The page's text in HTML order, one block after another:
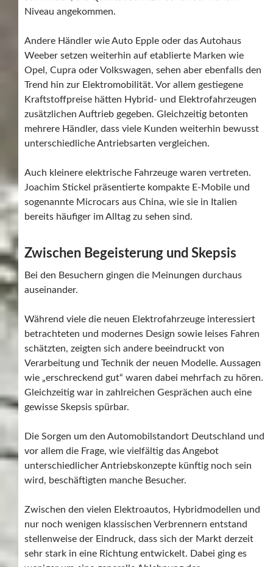
Niveau angekommen.
Andere Händler wie Auto Epple oder das Autohaus
Weeber setzen weiterhin auf etablierte Marken wie
Opel, Cupra oder Volkswagen, sehen aber ebenfalls den
Trend hin zur Elektromobilität. Vor allem gestiegene
Kraftstoffpreise hätten Hybrid- und Elektrofahrzeugen
zusätzlichen Auftrieb gegeben. Gleichzeitig betonten
mehrere Händler, dass viele Kunden weiterhin bewusst
unterschiedliche Antriebsarten vergleichen.
Auch kleinere elektrische Fahrzeuge waren vertreten.
Joachim Stickel präsentierte kompakte E-Mobile und
sogenannte Microcars aus China, wie sie in Italien
bereits häufiger im Alltag zu sehen sind.
Zwischen Begeisterung und Skepsis
Bei den Besuchern gingen die Meinungen durchaus
auseinander.
Während viele die neuen Elektrofahrzeuge interessiert
betrachteten und modernes Design sowie leises Fahren
schätzten, zeigten sich andere beeindruckt von
Verarbeitung und Technik der neuen Modelle. Aussagen
wie „erschreckend gut“ waren dabei mehrfach zu hören.
Gleichzeitig war in zahlreichen Gesprächen auch eine
gewisse Skepsis spürbar.
Die Sorgen um den Automobilstandort Deutschland und
vor allem die Frage, wie vielfältig das Angebot
unterschiedlicher Antriebskonzepte künftig noch sein
wird, beschäftigten manche Besucher.
Zwischen den vielen Elektroautos, Hybridmodellen und
nur noch wenigen klassischen Verbrennern entstand
stellenweise der Eindruck, dass sich der Markt derzeit
sehr stark in eine Richtung entwickelt. Dabei ging es